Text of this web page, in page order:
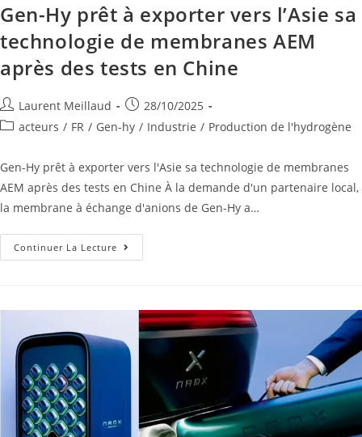
Gen-Hy prêt à exporter vers l’Asie sa
technologie de membranes AEM
après des tests en Chine
Laurent Meillaud
28/10/2025
acteurs / FR / Gen-hy / Industrie / Production de l'hydrogène
Gen-Hy prêt à exporter vers l'Asie sa technologie de membranes
AEM après des tests en Chine À la demande d'un partenaire local,
la membrane à échange d'anions de Gen-Hy a…
Continuer La Lecture